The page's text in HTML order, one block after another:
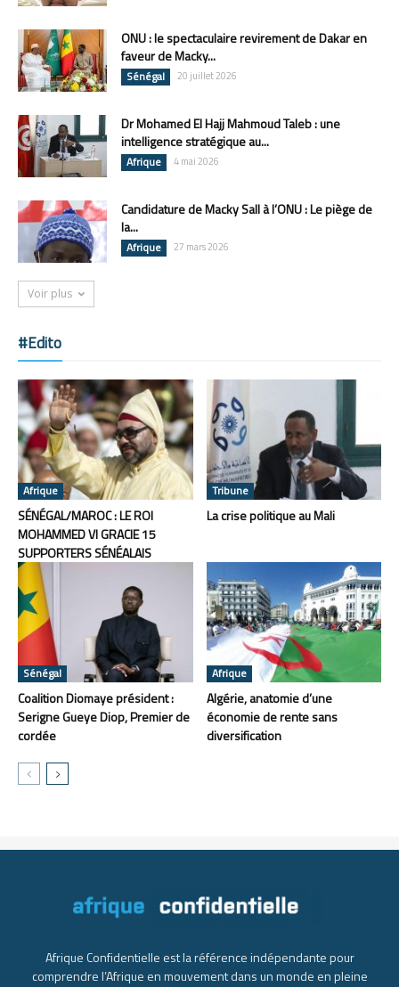
ONU : le spectaculaire revirement de Dakar en
faveur de Macky...
Sénégal 20 juillet 2026
Dr Mohamed El Hajj Mahmoud Taleb : une
intelligence stratégique au...
Afrique 4 mai 2026
Candidature de Macky Sall à l’ONU : Le piège de
la...
Afrique 27 mars 2026
Voir plus
#Edito
Afrique
SÉNÉGAL/MAROC : LE ROI
MOHAMMED VI GRACIE 15
SUPPORTERS SÉNÉALAIS
Tribune
La crise politique au Mali
Sénégal
Coalition Diomaye président :
Serigne Gueye Diop, Premier de
cordée
Afrique
Algérie, anatomie d’une
économie de rente sans
diversification
Afrique Confidentielle est la référence indépendante pour
comprendre l’Afrique en mouvement dans un monde en pleine